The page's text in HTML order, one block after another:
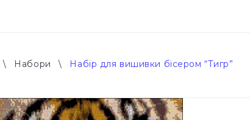
\ Набори \ Набір для вишивки бісером “Тигр”